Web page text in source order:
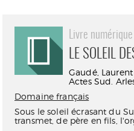
Livre
LE SOLEIL
Gaudé, Laurent
Actes Sud.
Domaine français
Sous le soleil écrasant du
transmet, de père en fils,